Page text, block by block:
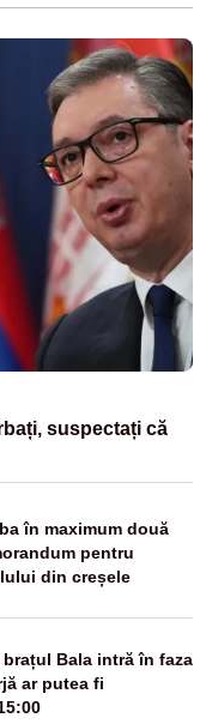
suspectați că
în maximum două
pentru
din creșele
Bala intră în faza
ar putea fi